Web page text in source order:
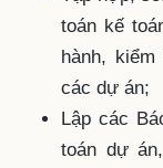
toán kế
hành,
các dự án;
Lập các
toán dự